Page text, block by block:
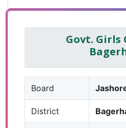
Govt. Girls
Board
District